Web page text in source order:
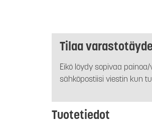
Tilaa
Eikö löydy sopivaa
sähköpostiisi viestin kun
Tuotetiedot